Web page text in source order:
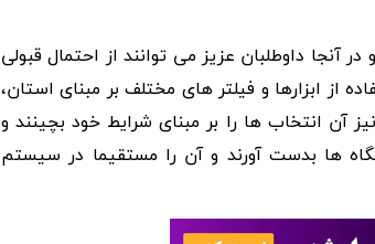
آنجا داوطلبان عزیز می توانند از احتمال قبولی
از ابزارها و فیلتر های مختلف بر مبنای استان،
آن انتخاب ها را بر مبنای شرایط خود بچینند و
ها بدست آورند و آن را مستقیما در سیستم